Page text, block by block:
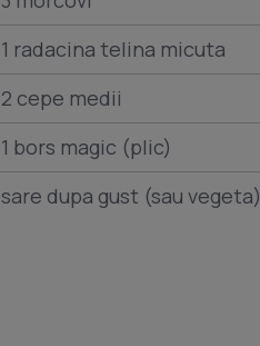
1 radacina telina micuta
2 cepe medii
1 bors magic (plic)
sare dupa gust (sau vegeta)